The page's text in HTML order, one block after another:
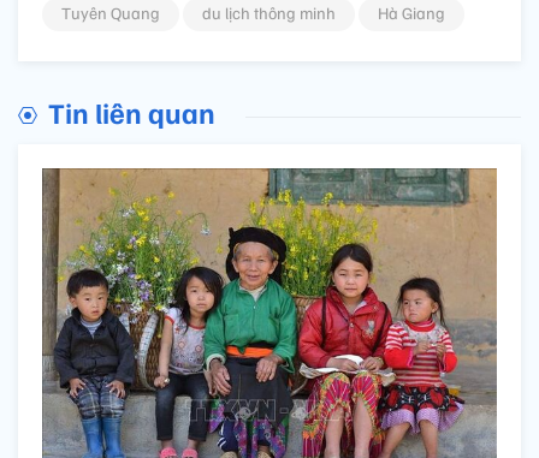
Tuyên Quang
du lịch thông minh Hà Giang
Tin liên quan